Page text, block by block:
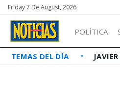
Friday 7 De August, 2026
POLÍTICA
TEMAS DEL DÍA